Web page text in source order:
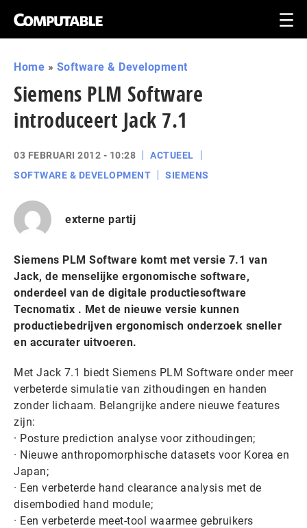
Home » Software & Development
Siemens PLM Software
introduceert Jack 7.1
03 FEBRUARI 2012 - 10:28
ACTUEEL
SOFTWARE & DEVELOPMENT
SIEMENS
externe partij
Siemens PLM Software komt met versie 7.1 van
Jack, de menselijke ergonomische software,
onderdeel van de digitale productiesoftware
Tecnomatix . Met de nieuwe versie kunnen
productiebedrijven ergonomisch onderzoek sneller
en accurater uitvoeren.
Met Jack 7.1 biedt Siemens PLM Software onder meer
verbeterde simulatie van zithoudingen en handen
zonder lichaam. Belangrijke andere nieuwe features
zijn:
· Posture prediction analyse voor zithoudingen;
· Nieuwe anthropomorphische datasets voor Korea en
Japan;
· Een verbeterde hand clearance analysis met de
disembodied hand module;
· Een verbeterde meet-tool waarmee gebruikers